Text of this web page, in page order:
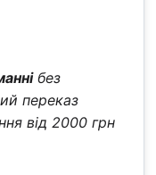
без
переказ
від 2000 грн